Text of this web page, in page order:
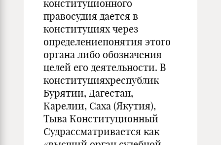
конституционного
правосудия дается в
конституциях через
определениепонятия этого
органа либо обозначения
целей его деятельности. В
конституцияхреспублик
Бурятии, Дагестан,
Карелии, Саха (Якутия),
Тыва Конституционный
Судрассматривается как